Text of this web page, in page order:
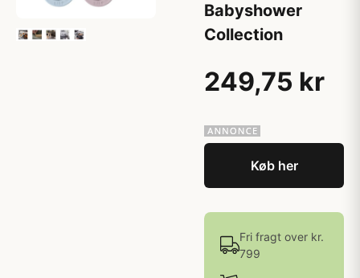
Babyshower
Collection
249,75 kr
Køb her
Fri fragt over kr.
799